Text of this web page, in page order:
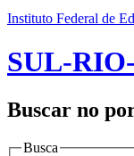
Instituto Federal de
SUL-
Buscar no
Busca